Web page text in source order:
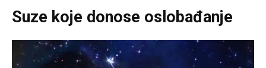
Suze koje donose oslobađanje